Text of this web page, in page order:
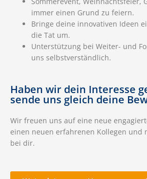
immer einen Grund zu feiern.
Bringe deine innovativen Ideen
die Tat um.
Unterstützung bei Weiter- und
uns selbstverständlich.
Haben wir dein Interesse
sende uns gleich deine
Wir freuen uns auf eine neue
einen neuen erfahrenen Kollegen und
bei dir.